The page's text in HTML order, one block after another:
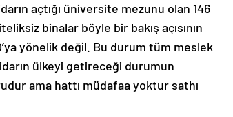
açtığı üniversite mezunu olan 146
binalar böyle bir bakış açısının
yönelik değil. Bu durum tüm meslek
ülkeyi getireceği durumun
ama hattı müdafaa yoktur sathı